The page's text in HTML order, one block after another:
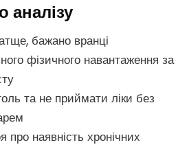
аналізу
бажано вранці
фізичного навантаження за
та не приймати ліки без
про наявність хронічних